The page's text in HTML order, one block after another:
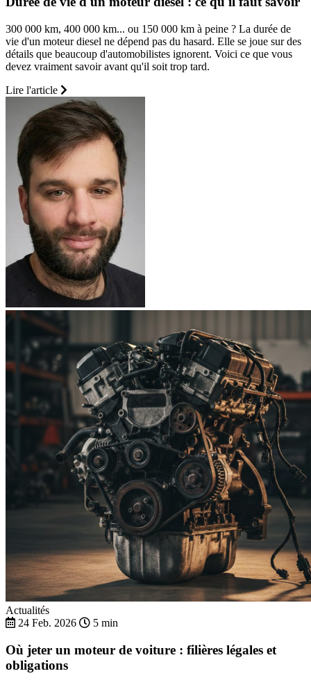
300 000 km, 400 000 km... ou 150 000 km à peine ? La durée de
vie d'un moteur diesel ne dépend pas du hasard. Elle se joue sur des
détails que beaucoup d'automobilistes ignorent. Voici ce que vous
devez vraiment savoir avant qu'il soit trop tard.
Lire l'article
Actualités
24 Feb. 2026
5 min
Où jeter un moteur de voiture : filières légales et
obligations